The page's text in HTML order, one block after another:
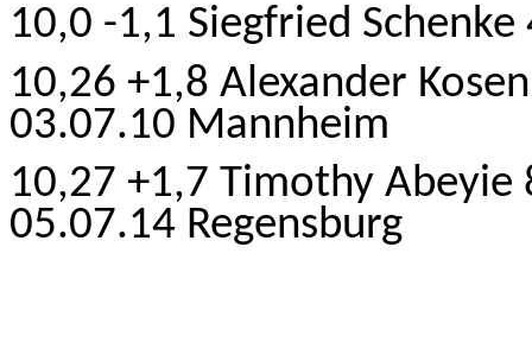
10,0 -1,1 Siegfried
10,26 +1,8 Alexander
03.07.10 Mannheim
10,27 +1,7 Timothy Abeyie
05.07.14 Regensburg